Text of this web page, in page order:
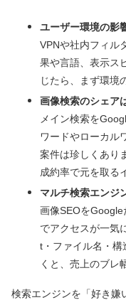
ユーザー環境の影
VPNや社内フィル
果や言語、表示ス
じたら、まず環境
画像検索のシェア
メイン検索を
ワードやローカル
案件は珍しくあり
成約率で元を取る
マルチ検索エンジ
画像SEOを
でアクセスが一気
t・ファイル名・
くと、売上のブレ
検索エンジンを「好き嫌